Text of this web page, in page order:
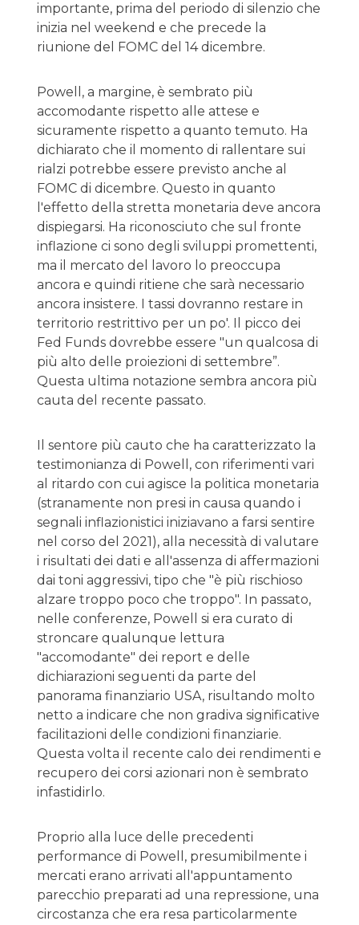
importante, prima del periodo di silenzio che
inizia nel weekend e che precede la
riunione del FOMC del 14 dicembre.
Powell, a margine, è sembrato più
accomodante rispetto alle attese e
sicuramente rispetto a quanto temuto. Ha
dichiarato che il momento di rallentare sui
rialzi potrebbe essere previsto anche al
FOMC di dicembre. Questo in quanto
l'effetto della stretta monetaria deve ancora
dispiegarsi. Ha riconosciuto che sul fronte
inflazione ci sono degli sviluppi promettenti,
ma il mercato del lavoro lo preoccupa
ancora e quindi ritiene che sarà necessario
ancora insistere. I tassi dovranno restare in
territorio restrittivo per un po'. Il picco dei
Fed Funds dovrebbe essere "un qualcosa di
più alto delle proiezioni di settembre”.
Questa ultima notazione sembra ancora più
cauta del recente passato.
Il sentore più cauto che ha caratterizzato la
testimonianza di Powell, con riferimenti vari
al ritardo con cui agisce la politica monetaria
(stranamente non presi in causa quando i
segnali inflazionistici iniziavano a farsi sentire
nel corso del 2021), alla necessità di valutare
i risultati dei dati e all'assenza di affermazioni
dai toni aggressivi, tipo che "è più rischioso
alzare troppo poco che troppo". In passato,
nelle conferenze, Powell si era curato di
stroncare qualunque lettura
"accomodante" dei report e delle
dichiarazioni seguenti da parte del
panorama finanziario USA, risultando molto
netto a indicare che non gradiva significative
facilitazioni delle condizioni finanziarie.
Questa volta il recente calo dei rendimenti e
recupero dei corsi azionari non è sembrato
infastidirlo.
Proprio alla luce delle precedenti
performance di Powell, presumibilmente i
mercati erano arrivati all'appuntamento
parecchio preparati ad una repressione, una
circostanza che era resa particolarmente